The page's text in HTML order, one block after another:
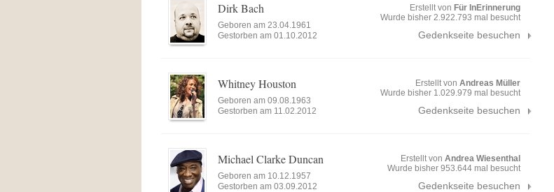
Dirk Bach
Geboren am 23.04.1961
Gestorben am 01.10.2012
Erstellt von Für InErinnerung
Wurde bisher 2.922.793 mal besucht
Gedenkseite besuchen
Whitney Houston
Geboren am 09.08.1963
Gestorben am 11.02.2012
Erstellt von Andreas Müller
Wurde bisher 1.029.979 mal besucht
Gedenkseite besuchen
Michael Clarke Duncan
Geboren am 10.12.1957
Gestorben am 03.09.2012
Erstellt von Andrea Wiesenthal
Wurde bisher 953.644 mal besucht
Gedenkseite besuchen